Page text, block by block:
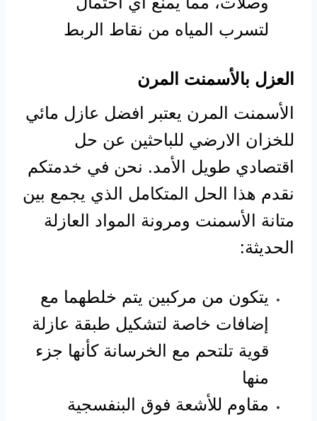
لتسرب المياه من نقاط الربط
العزل بالأسمنت المرن
الأسمنت المرن يعتبر افضل عازل مائي
للخزان الارضي للباحثين عن حل
اقتصادي طويل الأمد. نحن في خدمتكم
نقدم هذا الحل المتكامل الذي يجمع بين
متانة الأسمنت ومرونة المواد العازلة
الحديثة:
يتكون من مركبين يتم خلطهما مع
إضافات خاصة لتشكيل طبقة عازلة
قوية تلتحم مع الخرسانة كأنها جزء
منها
مقاوم للأشعة فوق البنفسجية